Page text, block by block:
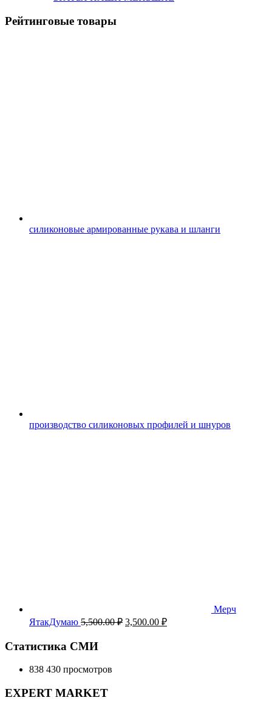
Рейтинговые товары
силиконовые армированные рукава и шланги
производство силиконовых профилей и шнуров
Мерч
ЯтакДумаю 5,500.00₽ Первоначальная
3,500.00 ₽Текущая
Статистика СМИ
838 430 просмотров
EXPERT MARKET